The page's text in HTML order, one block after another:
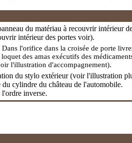
du matériau à recouvrir intérieur
intérieur des portes voir).
Dans l'orifice dans la croisée de porte
loquet des amas exécutifs des
l'illustration d'accompagnement).
du stylo extérieur (voir l'illustration
cylindre du château de l'automobile.
inverse.